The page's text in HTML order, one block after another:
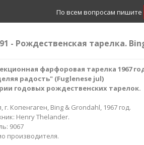
По всем вопросам пишите
- Рождественская тарелка.
фарфоровая тарелка 1967
радость​" (Fuglenese jul​)
годовых рождественских тарелок.
г. Копенгаген, Bing & Grondahl, 1967 год.
Henry Thelander.
9067
производителя.